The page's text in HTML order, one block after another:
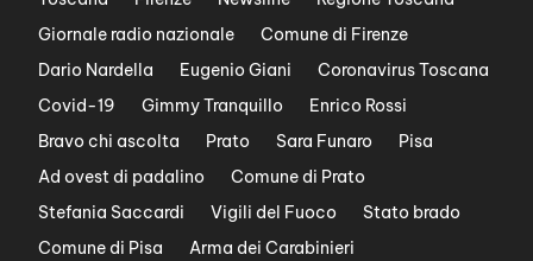
Giornale radio nazionale
Comune di Firenze
Dario Nardella
Eugenio Giani
Coronavirus Toscana
Covid-19
Gimmy Tranquillo
Enrico Rossi
Bravo chi ascolta
Prato Sara Funaro
Pisa
Ad ovest di padalino
Comune di Prato
Stefania Saccardi
Vigili del Fuoco
Stato brado
Comune di Pisa
Arma dei Carabinieri